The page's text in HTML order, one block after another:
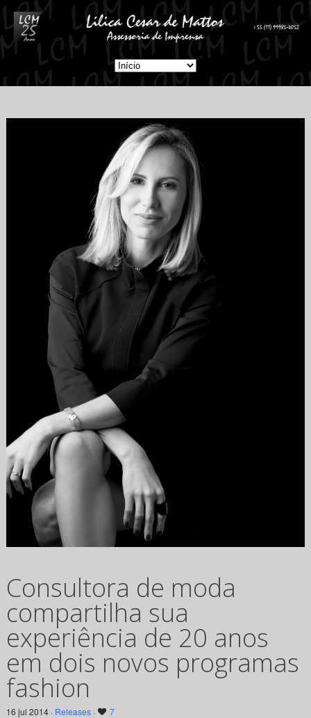
Consultora de moda
compartilha sua
experiência de 20 anos
em dois novos programas
fashion
16 jul 2014 · Releases· 7